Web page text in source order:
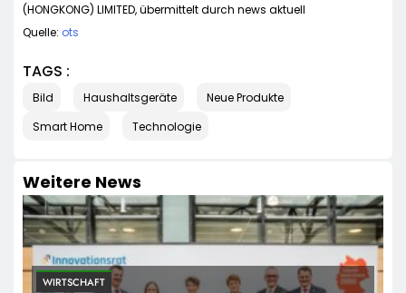
(HONGKONG) LIMITED, übermittelt durch news aktuell
Quelle: ots
TAGS :
Bild Haushaltsgeräte
Neue Produkte
Smart Home
Technologie
Weitere News
HANDEL